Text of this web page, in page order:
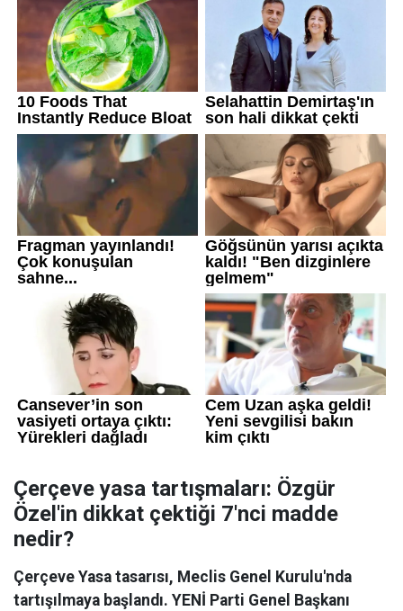
Çerçeve yasa tartışmaları: Özgür
Özel'in dikkat çektiği 7'nci madde
nedir?
Çerçeve Yasa tasarısı, Meclis Genel Kurulu'nda
tartışılmaya başlandı. YENİ Parti Genel Başkanı